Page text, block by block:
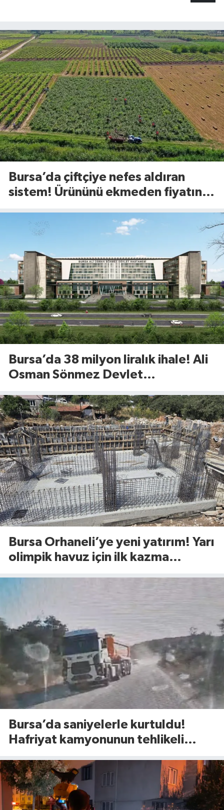
Bursa’da çiftçiye nefes aldıran
sistem! Ürününü ekmeden fiyatını
Bursa’da 38 milyon liralık ihale! Ali
Osman Sönmez Devlet
alan kiraya verilecek
Bursa Orhaneli’ye yeni yatırım! Yarı
olimpik havuz için ilk kazma
Bursa’da saniyelerle kurtuldu!
Hafriyat kamyonunun tehlikeli